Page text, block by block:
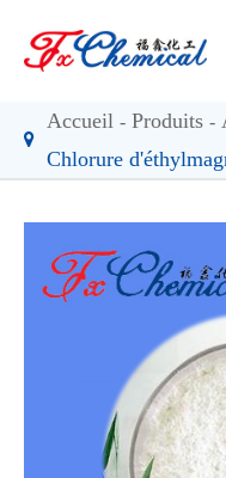
Accueil Produits
Chlorure